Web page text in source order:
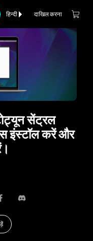
हिन्दी दाखिल करना
सेंट्रल
इंस्टॉल करें और
फेसबुककलह